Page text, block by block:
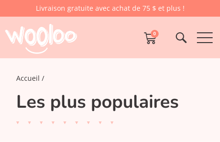
Livraison gratuite avec achat de 75 $ et plus !
0
Accueil
Les plus populaires